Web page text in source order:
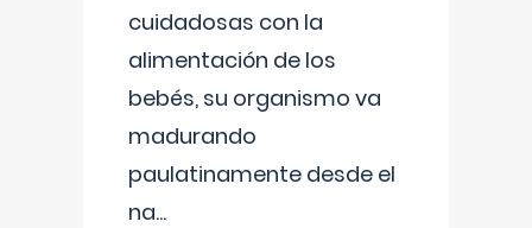
cuidadosas con la
alimentación de los
bebés, su organismo va
madurando
paulatinamente desde el
na...